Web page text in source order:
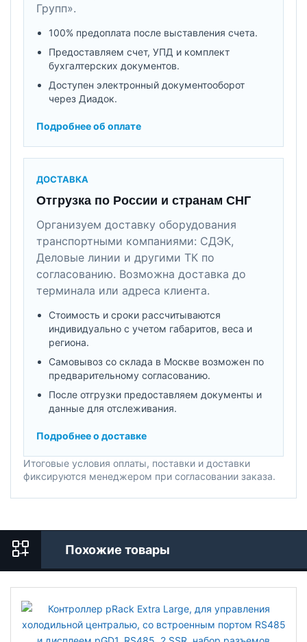
Групп».
100% предоплата после выставления счета.
Предоставляем счет, УПД и комплект
бухгалтерских документов.
Доступен электронный документооборот
через Диадок.
Подробнее об оплате
ДОСТАВКА
Отгрузка по России и странам СНГ
Организуем доставку оборудования
транспортными компаниями: СДЭК,
Деловые линии и другими ТК по
согласованию. Возможна доставка до
терминала или адреса клиента.
Стоимость и сроки рассчитываются
индивидуально с учетом габаритов, веса и
региона.
Самовывоз со склада в Москве возможен по
предварительному согласованию.
После отгрузки предоставляем документы и
данные для отслеживания.
Подробнее о доставке
Итоговые условия оплаты, поставки и доставки
фиксируются менеджером при согласовании заказа.
Похожие товары